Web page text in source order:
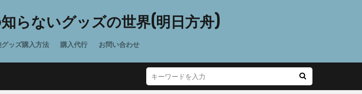
らないグッズの世界(明日方舟)
グッズ購入方法 購入代行 お問い合わせ